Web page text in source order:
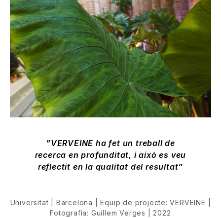
VERVEINE ha fet un treball de
recerca en profunditat, i això es veu
reflectit en la qualitat del resultat
Universitat | Barcelona | Equip de projecte: VERVEINE |
Fotografia: Guillem Verges | 2022